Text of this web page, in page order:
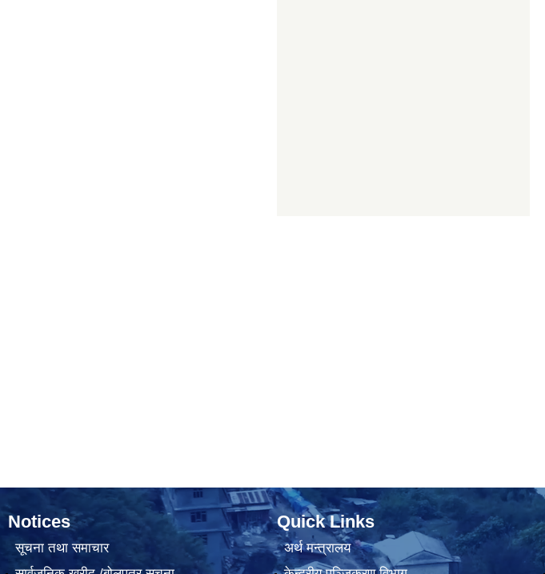
Notices
सूचना तथा समाचार
Quick Links
अर्थ मन्त्रालय